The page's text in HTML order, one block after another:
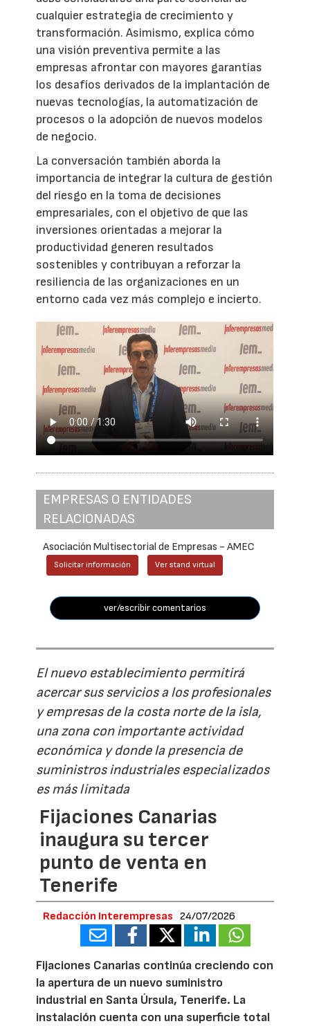
cualquier estrategia de crecimiento y
transformación. Asimismo, explica cómo
una visión preventiva permite a las
empresas afrontar con mayores garantías
los desafíos derivados de la implantación de
nuevas tecnologías, la automatización de
procesos o la adopción de nuevos modelos
de negocio.
La conversación también aborda la
importancia de integrar la cultura de gestión
del riesgo en la toma de decisiones
empresariales, con el objetivo de que las
inversiones orientadas a mejorar la
productividad generen resultados
sostenibles y contribuyan a reforzar la
resiliencia de las organizaciones en un
entorno cada vez más complejo e incierto.
EMPRESAS O ENTIDADES
RELACIONADAS
Asociación Multisectorial de Empresas - AMEC
Solicitar información Ver stand virtual
ver/escribir comentarios
El nuevo establecimiento permitirá
acercar sus servicios a los profesionales
y empresas de la costa norte de la isla,
una zona con importante actividad
económica y donde la presencia de
suministros industriales especializados
es más limitada
Fijaciones Canarias
inaugura su tercer
punto de venta en
Tenerife
Redacción Interempresas 24/07/2026
Fijaciones Canarias continúa creciendo con
la apertura de un nuevo suministro
industrial en Santa Úrsula, Tenerife. La
instalación cuenta con una superficie total